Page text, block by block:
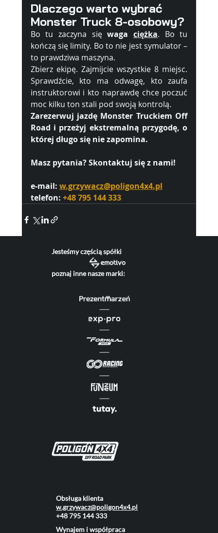
Dlaczego warto wybrać
Monster Truck 8-osobowy?
Bo tu zaczyna się waga ciężka. Bo tu
kończą się limity. Bo to nie jest symulator –
to prawdziwa maszyna.
Zbierz ekipę. Zajmijcie wszystkie 8 miejsc.
Sprawdźcie, kto ma odwagę, kto zaufa
instruktorowi i kto naprawdę chce poczuć
moc kilku ton stali pod swoją kontrolą.
Zarezerwuj jazdę Monster Truckiem Off
Road i przeżyj ekstremalną przygodę, o
której długo się nie zapomina.
Masz pytania? Skontaktuj się z nami!
e-mail: w.grzywacz@poligon4x4.pl
telefon: +48 795 144 333
Obsługa klienta
w.grzywacz@poligon4x4.pl
+48 795 144 333
Wynajem i współpraca
Jesteśmy częścią spółki
poznaj inne nasze marki: